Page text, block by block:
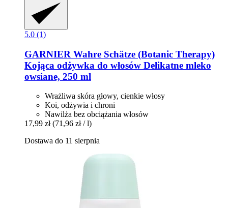
5.0 (1)
GARNIER Wahre Schätze (Botanic Therapy)
Kojąca odżywka do włosów Delikatne mleko
owsiane, 250 ml
Wrażliwa skóra głowy, cienkie włosy
Koi, odżywia i chroni
Nawilża bez obciążania włosów
17,99 zł (71,96 zł / l)
Dostawa do 11 sierpnia